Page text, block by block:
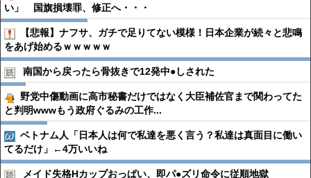
い」 国旗損壊罪、修正へ・・・
【悲報】ナフサ、ガチで足りてない模様！日本企業が続々と悲鳴
をあげ始めるｗｗｗｗｗ
南国から戻ったら骨抜きで12発中●︎しされた
野党中傷動画に高市秘書だけではなく大臣補佐官まで関わってた
と判明wwwもう政府ぐるみの工作...
ベトナム人「日本人は何で私達を悪く言う？私達は真面目に働い
てるだけ」←4万いいね
メイド失格Hカップおっぱい、即パ●︎ズリ命令に従順地獄